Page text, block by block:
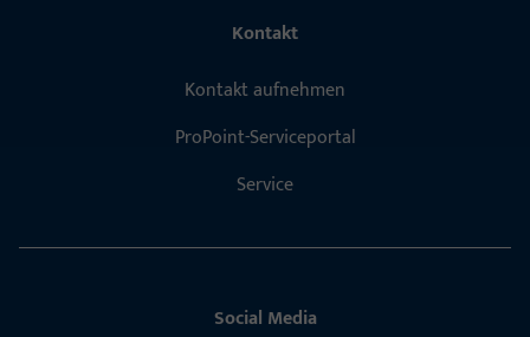
Kontakt
Kontakt aufnehmen
ProPoint-Serviceportal
Service
Social Media